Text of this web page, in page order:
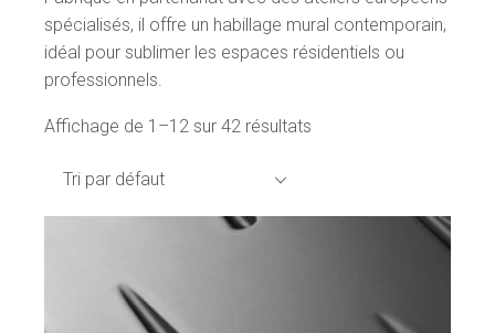
spécialisés, il offre un habillage mural contemporain,
idéal pour sublimer les espaces résidentiels ou
professionnels.
Affichage de 1–12 sur 42 résultats
Tri par défaut